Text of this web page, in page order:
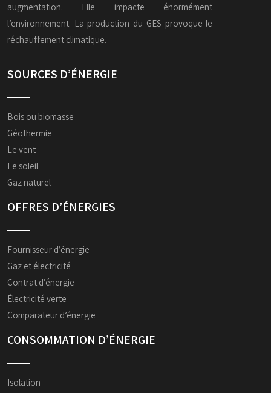
augmentation. Elle impacte énormément
l’environnement. La production du GES provoque le
réchauffement climatique.
SOURCES D’ÉNERGIE
Bois ou biomasse
Géothermie
Le vent
Le soleil
Gaz naturel
OFFRES D’ÉNERGIES
Fournisseur d’énergie
Gaz et électricité
Contrat d’énergie
Électricité verte
Comparateur d’énergie
CONSOMMATION D’ÉNERGIE
Isolation